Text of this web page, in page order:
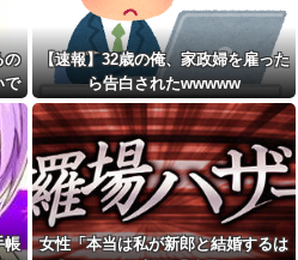
【衝撃】幼稚園のころイキっ
てた金持ちママが旦那が死んだ
結果･････⇒！！
【恐怖】もとカノがドア越し
に『これ』してきた理由ｗｗｗ
ｗ
【キチ】 ２年前に突然出て行
った妻からです。「天井にへば
りついてニタニタ笑ってないで
出て行って！」【怖】
結婚をするため、嫁親と俺親
と会食をした。その時嫁親が
「一人っ子ですか？三人家族で
すか？」と何度も聞く「そうで
の
で
な
【速報】32歳の俺、家政婦を雇った
ら告白されたwwwww
帳
女性「本当は私が新郎と結婚するは